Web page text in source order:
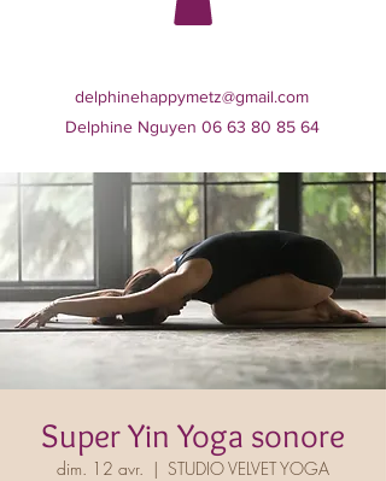
delphinehappymetz@gmail.com
Delphine Nguyen 06 63 80 85 64
Super Yin Yoga sonore
dim. 12 avr.
  |
STUDIO VELVET YOGA